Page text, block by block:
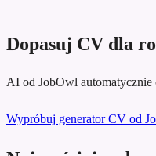
Dopasuj CV dla
AI od JobOwl automatycznie
Wypróbuj generator CV od